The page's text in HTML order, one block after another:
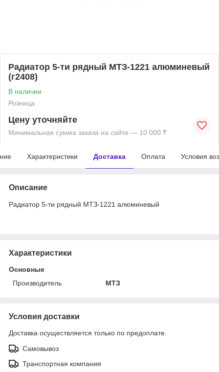
Радиатор 5-ти рядный МТЗ-1221 алюминевый
(г2408)
В наличии
Розница
Цену уточняйте
Минимальная сумма заказа на сайте — 10 000 ₸
Характеристики Доставка Оплата Условия
Описание
Радиатор 5-ти рядный МТЗ-1221 алюминевый
Характеристики
Основные
Производитель
МТЗ
Условия доставки
Доставка осуществляется только по предоплате.
Самовывоз
Транспортная компания